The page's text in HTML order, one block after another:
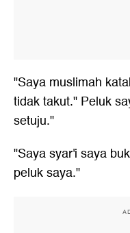
"Saya muslimah
tidak takut." Peluk
setuju."
"Saya syar'i saya
peluk saya."